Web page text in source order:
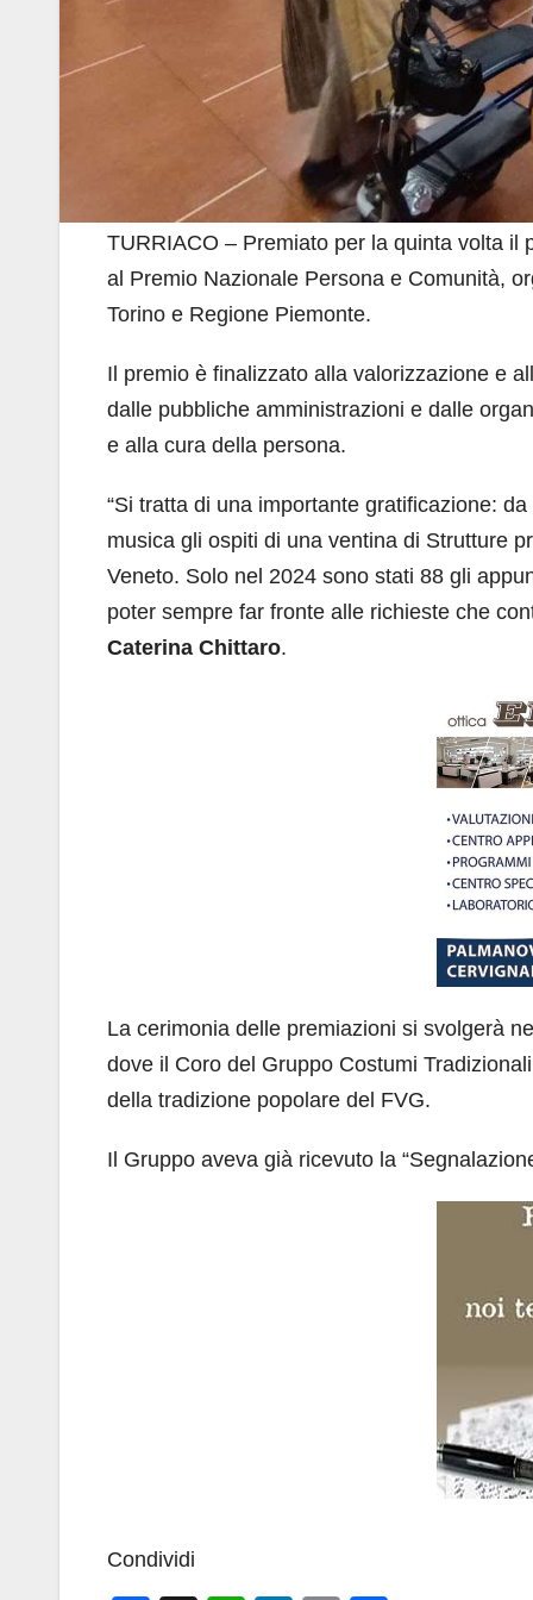
TURRIACO – Premiato per la quinta volta il
al Premio Nazionale Persona e Comunità,
Torino e Regione Piemonte.
Il premio è finalizzato alla valorizzazione e
dalle pubbliche amministrazioni e dalle
e alla cura della persona.
“Si tratta di una importante gratificazione:
musica gli ospiti di una ventina di Strutture
Veneto. Solo nel 2024 sono stati 88 gli
poter sempre far fronte alle richieste che
Caterina Chittaro.
La cerimonia delle premiazioni si svolgerà
dove il Coro del Gruppo Costumi
della tradizione popolare del FVG.
Il Gruppo aveva già ricevuto la
Condividi